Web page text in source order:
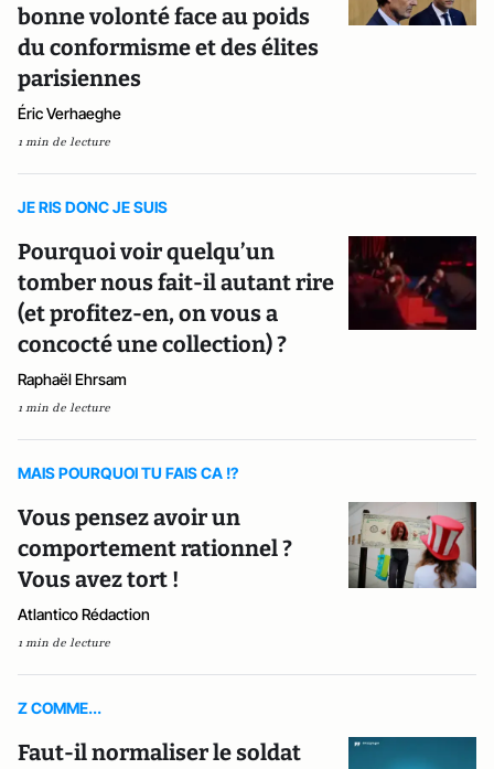
bonne volonté face au poids
du conformisme et des élites
parisiennes
Éric Verhaeghe
1 min de lecture
JE RIS DONC JE SUIS
Pourquoi voir quelqu’un
tomber nous fait-il autant rire
(et profitez-en, on vous a
concocté une collection) ?
Raphaël Ehrsam
1 min de lecture
MAIS POURQUOI TU FAIS CA !?
Vous pensez avoir un
comportement rationnel ?
Vous avez tort !
Atlantico Rédaction
1 min de lecture
Z COMME...
Faut-il normaliser le soldat